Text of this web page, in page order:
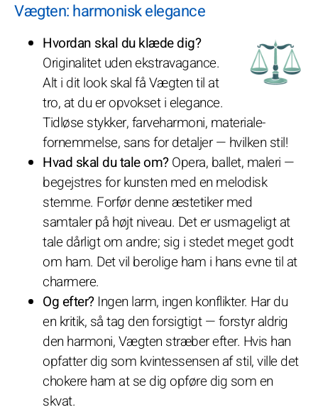
Vægten: harmonisk elegance
Hvordan skal du klæde dig?
Originalitet uden ekstravagance.
Alt i dit look skal få Vægten til at
tro, at du er opvokset i elegance.
Tidløse stykker, farveharmoni, materiale-
fornemmelse, sans for detaljer — hvilken stil!
Hvad skal du tale om?Opera, ballet, maleri —
begejstres for kunsten med en melodisk
stemme. Forfør denne æstetiker med
samtaler på højt niveau. Det er usmageligt at
tale dårligt om andre; sig i stedet meget godt
om ham. Det vil berolige ham i hans evne til at
charmere.
Og efter? Ingen larm, ingen konflikter. Har du
en kritik, så tag den forsigtigt — forstyr aldrig
den harmoni, Vægten stræber efter. Hvis han
opfatter dig som kvintessensen af stil, ville det
chokere ham at se dig opføre dig som en
skvat.